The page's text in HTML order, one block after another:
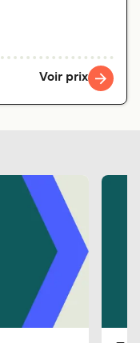
Voir prix